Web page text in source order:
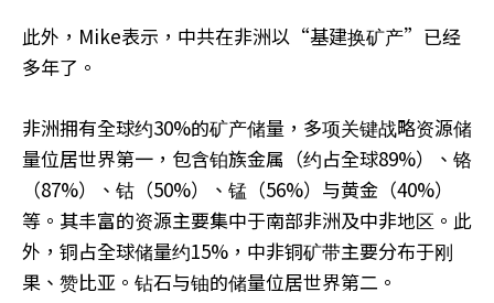
此外，Mike表示，中共在非洲以“基建换矿产”已经
多年了。
非洲拥有全球约30%的矿产储量，多项关键战略资源储
量位居世界第一，包含铂族金属（约占全球89%）、铬
（87%）、钴（50%）、锰（56%）与黄金（40%）
等。其丰富的资源主要集中于南部非洲及中非地区。此
外，铜占全球储量约15%，中非铜矿带主要分布于刚
果、赞比亚。钻石与铀的储量位居世界第二。